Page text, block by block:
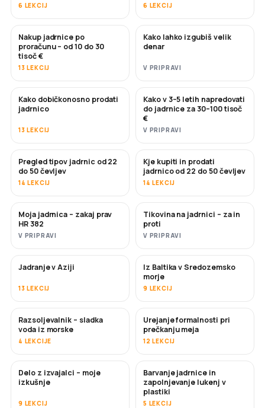
6 LEKCIJ 6 LEKCIJ
KMALU
Nakup jadrnice po
proračunu – od 10 do 30
tisoč €
13 LEKCIJ
KMALU
Kako lahko izgubiš velik
denar
V PRIPRAVI
NOVO
Kako dobičkonosno prodati
jadrnico
13 LEKCIJ
NOVO
Kako v 3–5 letih napredovati
do jadrnice za 30–100 tisoč
€
V PRIPRAVI
KMALU
Pregled tipov jadrnic od 22
do 50 čevljev
14 LEKCIJ
KMALU
Kje kupiti in prodati
jadrnico od 22 do 50 čevljev
14 LEKCIJ
KMALU
Moja jadrnica – zakaj prav
HR 382
V PRIPRAVI
KMALU
Tikovina na jadrnici – za in
proti
V PRIPRAVI
KMALU
Jadranje v Aziji
13 LEKCIJ
KMALU
Iz Baltika v Sredozemsko
morje
9 LEKCIJ
KMALU
Razsoljevalnik – sladka
voda iz morske
4 LEKCIJE
Urejanje formalnosti pri
prečkanju meja
12 LEKCIJ
KMALU
Delo z izvajalci – moje
izkušnje
9 LEKCIJ
KMALU
Barvanje jadrnice in
zapolnjevanje lukenj v
plastiki
5 LEKCIJ